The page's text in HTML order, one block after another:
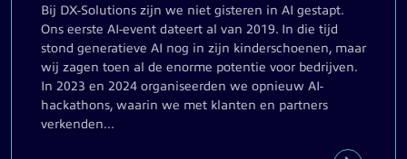
Bij DX-Solutions zijn we niet gisteren in AI gestapt.
Ons eerste AI-event dateert al van 2019. In die tijd
stond generatieve AI nog in zijn kinderschoenen, maar
wij zagen toen al de enorme potentie voor bedrijven.
In 2023 en 2024 organiseerden we opnieuw AI-
hackathons, waarin we met klanten en partners
verkenden...